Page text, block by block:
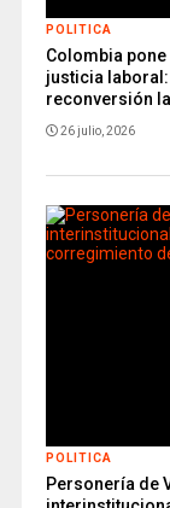
POLITICA
Colombia
justicia
reconversión
26 julio, 2026
POLITICA
Personería de